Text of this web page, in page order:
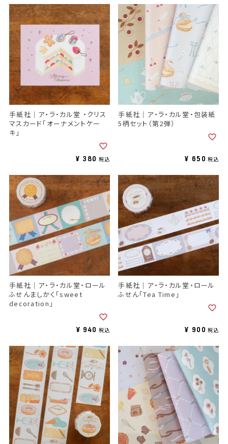
手紙社｜ア・ラ・カル堂 ・クリス
マスカード「オーナメントケー
キ」
¥ 380 税込
手紙社｜ア・ラ・カル堂・包装紙
5柄セット（第2弾）
¥ 650 税込
手紙社｜ア・ラ・カル堂・ロール
ふせんましかく「sweet
decoration」
¥ 940 税込
手紙社｜ア・ラ・カル堂・ロール
ふせん「Tea Time」
¥ 900 税込